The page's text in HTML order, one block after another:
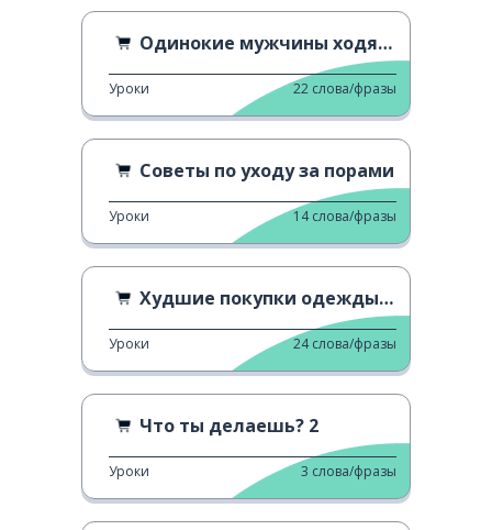
Одинокие мужчины ходят за покупками в IKEA
Уроки 22 слова/фразы
Советы по уходу за порами
Уроки 14 слова/фразы
Худшие покупки одежды онлайн
Уроки 24 слова/фразы
Что ты делаешь? 2
Уроки 3 слова/фразы